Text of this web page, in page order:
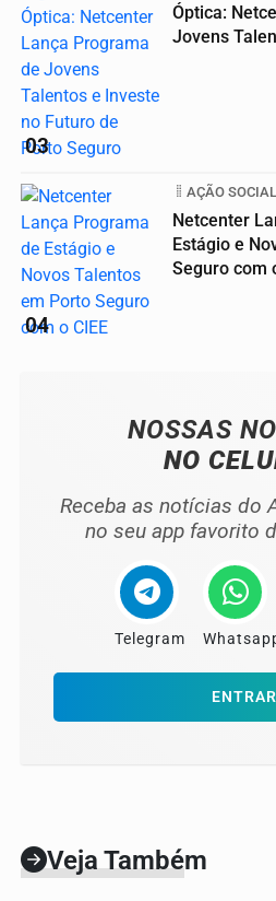
03
Óptica:
Jovens
04
AÇÃO SOCIAL
Netcenter
Estágio e
Seguro com
NOSSAS
NO
Receba as notícias do
no seu app favorito
Telegram
ENTRAR
Veja Também